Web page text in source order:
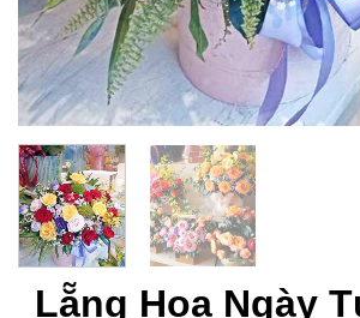
Lẵng Hoa Ngày